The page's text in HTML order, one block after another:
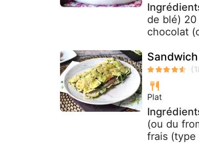
de blé)
chocolat
Plat
(ou du
frais (type